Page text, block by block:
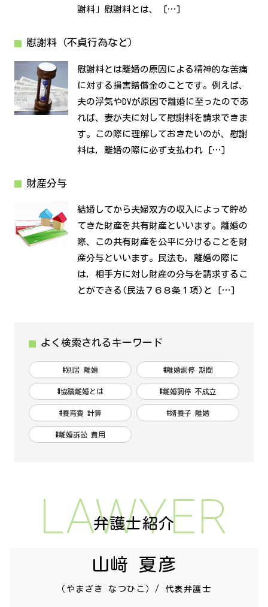
謝料」慰謝料とは、 […]
慰謝料（不貞行為など）
慰謝料とは離婚の原因による精神的な苦痛
に対する損害賠償金のことです。例えば、
夫の浮気やDVが原因で離婚に至ったのであ
れば、妻が夫に対して慰謝料を請求できま
す。この際に理解しておきたいのが、慰謝
料は，離婚の際に必ず支払われ […]
財産分与
結婚してから夫婦双方の収入によって貯め
てきた財産を共有財産といいます。離婚の
際、この共有財産を公平に分けることを財
産分与といいます。民法も，離婚の際に
は，相手方に対し財産の分与を請求するこ
とができる(民法７６８条１項)と […]
よく検索されるキーワード
#別居 離婚 #離婚調停 期間
#協議離婚とは #離婚調停 不成立
#養育費 計算 #婿養子 離婚
#離婚訴訟 費用
LAWYER
弁護士紹介
山﨑 夏彦
（やまざき なつひこ）/ 代表弁護士